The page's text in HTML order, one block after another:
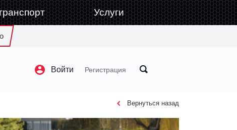
Услуги
Войти Регистрация
Вернуться назад